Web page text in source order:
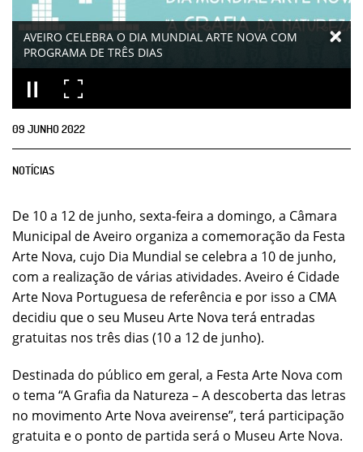
AVEIRO CELEBRA O DIA MUNDIAL ARTE NOVA COM
PROGRAMA DE TRÊS DIAS
09 JUNHO2022
NOTÍCIAS
De 10 a 12 de junho, sexta-feira a domingo, a Câmara
Municipal de Aveiro organiza a comemoração da Festa
Arte Nova, cujo Dia Mundial se celebra a 10 de junho,
com a realização de várias atividades. Aveiro é Cidade
Arte Nova Portuguesa de referência e por isso a CMA
decidiu que o seu Museu Arte Nova terá entradas
gratuitas nos três dias (10 a 12 de junho).
Destinada do público em geral, a Festa Arte Nova com
o tema “A Grafia da Natureza – A descoberta das letras
no movimento Arte Nova aveirense”, terá participação
gratuita e o ponto de partida será o Museu Arte Nova.